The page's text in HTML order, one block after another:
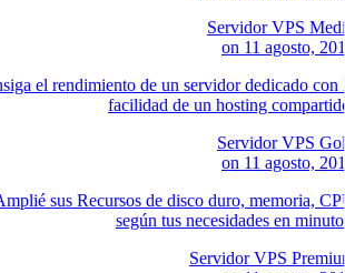
Servidor VPS
on 11 agosto,
el rendimiento de un servidor dedicado con
facilidad de un hosting
Servidor VPS
on 11 agosto,
sus Recursos de disco duro, memoria,
según tus necesidades en
Servidor VPS